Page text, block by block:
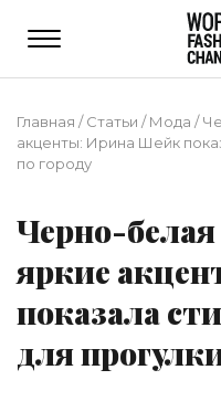
Главная /Статьи /Мода /
акценты: Ирина Шейк
по городу
Черно-белая
яркие
показала
для